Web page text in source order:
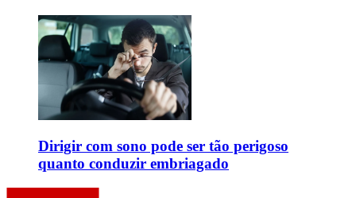
Dirigir com sono pode ser tão perigoso
quanto conduzir embriagado